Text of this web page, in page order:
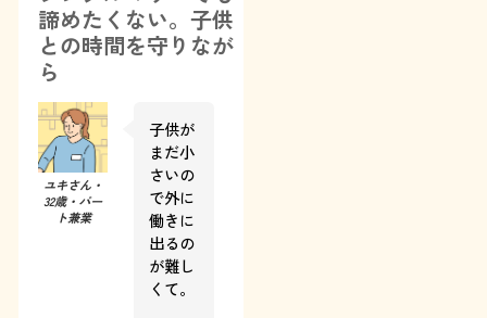
諦めたくない。子供
との時間を守りなが
ら
ユキさん・
32歳・パー
ト兼業
子供が
まだ小
さいの
で外に
働きに
出るの
が難し
くて。